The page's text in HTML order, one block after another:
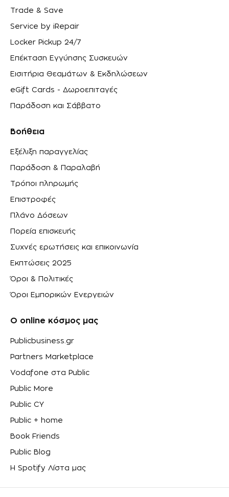
Trade & Save
Service by iRepair
Locker Pickup 24/7
Επέκταση Εγγύησης Συσκευών
Εισιτήρια Θεαμάτων & Εκδηλώσεων
eGift Cards - Δωροεπιταγές
Παράδοση και Σάββατο
Βοήθεια
Εξέλιξη παραγγελίας
Παράδοση & Παραλαβή
Τρόποι πληρωμής
Επιστροφές
Πλάνο Δόσεων
Πορεία επισκευής
Συχνές ερωτήσεις και επικοινωνία
Εκπτώσεις 2025
Όροι & Πολιτικές
Όροι Εμπορικών Ενεργειών
Ο online κόσμος μας
Publicbusiness.gr
Partners Marketplace
Vodafone στα Public
Public More
Public CY
Public + home
Book Friends
Public Blog
Η Spotify Λίστα μας